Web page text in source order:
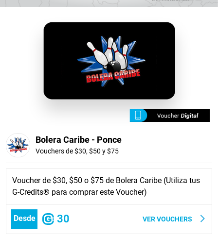
Bolera Caribe - Ponce
Vouchers de $30, $50 y $75
Voucher de $30, $50 o $75 de Bolera Caribe (Utiliza tus
G-Credits® para comprar este Voucher)
Desde 30 VER VOUCHERS